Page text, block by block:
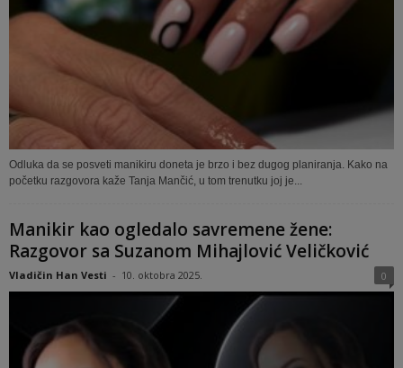
Odluka da se posveti manikiru doneta je brzo i bez dugog planiranja. Kako na
početku razgovora kaže Tanja Mančić, u tom trenutku joj je...
Manikir kao ogledalo savremene žene:
Razgovor sa Suzanom Mihajlović Veličković
Vladičin Han Vesti - 10. oktobra 2025. 0